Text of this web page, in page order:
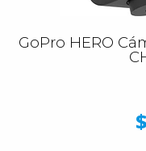
GoPro HERO